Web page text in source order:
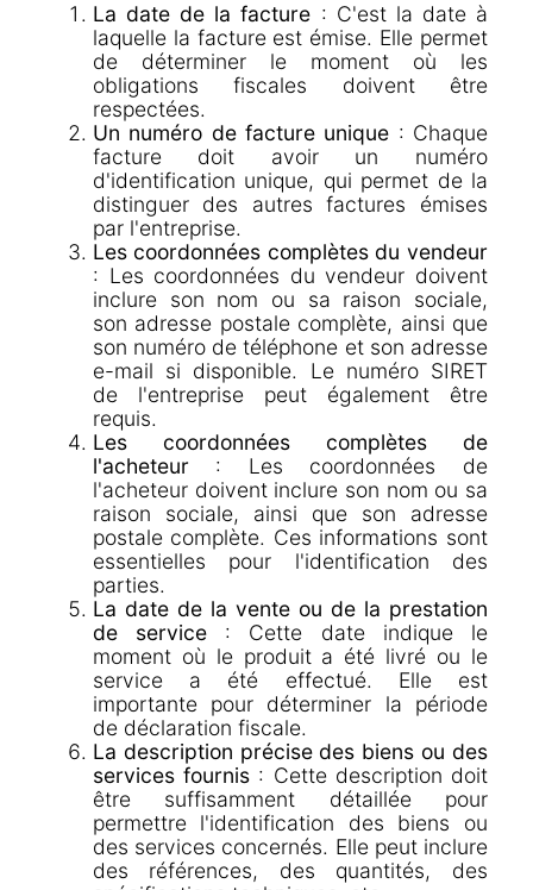
La date de la facture : C'est la date à
laquelle la facture est émise. Elle permet
de déterminer le moment où les
obligations fiscales doivent être
respectées.
Un numéro de facture unique : Chaque
facture doit avoir un numéro
d'identification unique, qui permet de la
distinguer des autres factures émises
par l'entreprise.
Les coordonnées complètes du vendeur
: Les coordonnées du vendeur doivent
inclure son nom ou sa raison sociale,
son adresse postale complète, ainsi que
son numéro de téléphone et son adresse
e-mail si disponible. Le numéro SIRET
de l'entreprise peut également être
requis.
Les coordonnées complètes de
l'acheteur : Les coordonnées de
l'acheteur doivent inclure son nom ou sa
raison sociale, ainsi que son adresse
postale complète. Ces informations sont
essentielles pour l'identification des
parties.
La date de la vente ou de la prestation
de service : Cette date indique le
moment où le produit a été livré ou le
service a été effectué. Elle est
importante pour déterminer la période
de déclaration fiscale.
La description précise des biens ou des
services fournis : Cette description doit
être suffisamment détaillée pour
permettre l'identification des biens ou
des services concernés. Elle peut inclure
des références, des quantités, des